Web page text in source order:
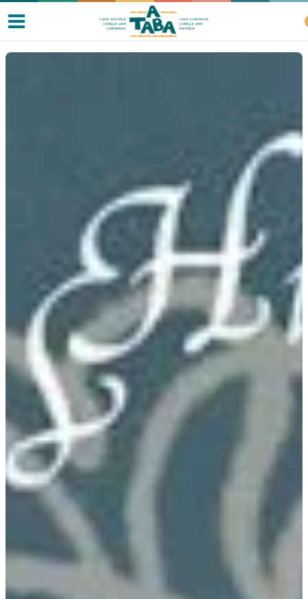
Como ler?
Na escola
Na família
Colunas
Conteúdos
Colecionáveis
Cursos On line
E-Books
Eventos